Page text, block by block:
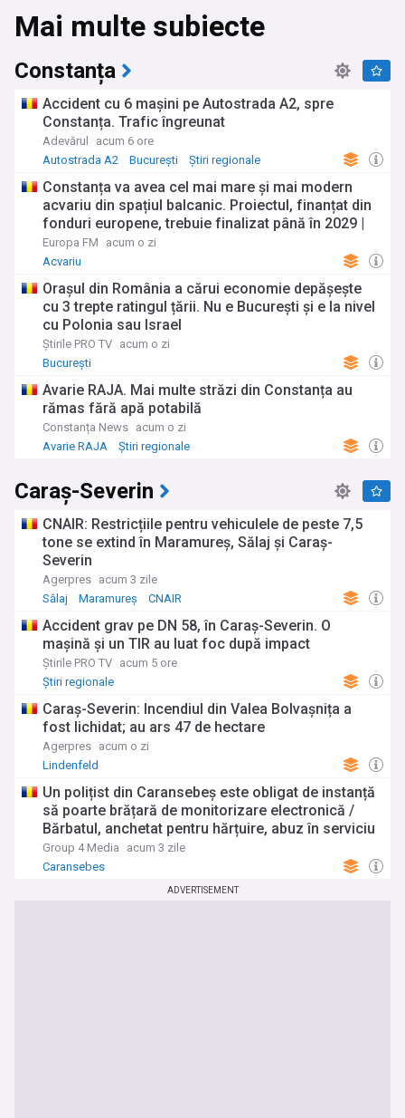
Mai multe subiecte
Constanța
Accident cu 6 mașini pe Autostrada A2, spre
Constanța. Trafic îngreunat
Adevărul
acum 6 ore
Autostrada A2
București Știri regionale
Constanța va avea cel mai mare și mai modern
acvariu din spațiul balcanic. Proiectul, finanțat din
fonduri europene, trebuie finalizat până în 2029 |
Galerie Foto
Europa FM
acum o zi
Acvariu
Orașul din România a cărui economie depășește
cu 3 trepte ratingul țării. Nu e București și e la nivel
cu Polonia sau Israel
Știrile PRO TV acum o zi
București
Avarie RAJA. Mai multe străzi din Constanța au
rămas fără apă potabilă
Constanța News acum o zi
Avarie RAJA
Știri regionale
Caraș-Severin
CNAIR: Restricțiile pentru vehiculele de peste 7,5
tone se extind în Maramureș, Sălaj și Caraș-
Severin
Agerpres acum 3 zile
Sălaj
Maramureș CNAIR
Accident grav pe DN 58, în Caraș-Severin. O
mașină și un TIR au luat foc după impact
Știrile PRO TV acum 5 ore
Știri regionale
Caraș-Severin: Incendiul din Valea Bolvașnița a
fost lichidat; au ars 47 de hectare
Agerpres acum o zi
Lindenfeld
Un polițist din Caransebeș este obligat de instanță
să poarte brățară de monitorizare electronică /
Bărbatul, anchetat pentru hărțuire, abuz în serviciu
și omisiunea sesizării
Group 4 Media
acum 3 zile
Caransebes
ADVERTISEMENT